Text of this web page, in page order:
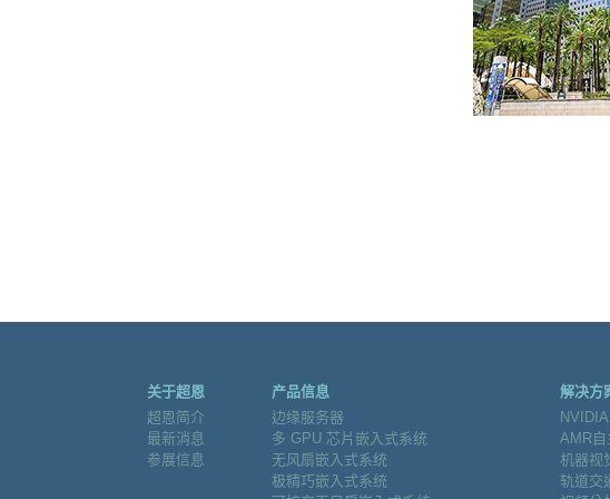
关于超恩
超恩简介
最新消息
参展信息
产品信息
边缘服务器
多 GPU 芯片嵌入式系统
无风扇嵌入式系统
极精巧嵌入式系统
解决方
AMR自
机器视
轨道交